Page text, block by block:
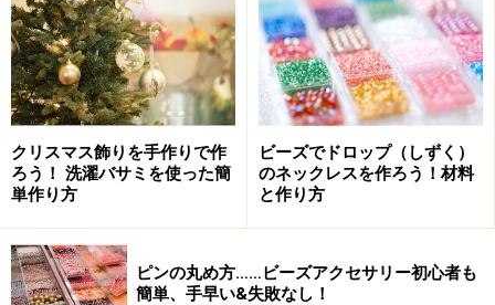
※記事内容は執筆時点のものです。最新の内容をご確認くださ
い。
【編集部おすすめの購入サイト】
Amazonでハンドメイド・手芸用品をチェック！
楽天市場でハンドメイド・手芸用品をチェック！
クリスマス飾りを手作りで作
ろう！ 洗濯バサミを使った簡
単作り方
ビーズでドロップ（しずく）
のネックレスを作ろう！材料
と作り方
ピンの丸め方……ビーズアクセサリー初心者も
簡単、手早い&失敗なし！